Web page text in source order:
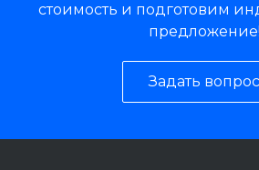
стоимость и подготовим
предложение!
Задать вопрос